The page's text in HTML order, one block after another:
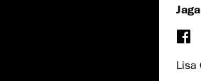
Lisa